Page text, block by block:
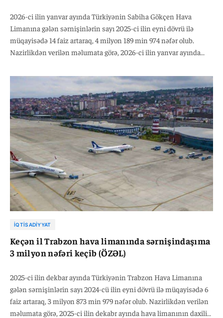
2026-ci ilin yanvar ayında Türkiyənin Sabiha Gökçen Hava
Limanına gələn sərnişinlərin sayı 2025-ci ilin eyni dövrü ilə
müqayisədə 14 faiz artaraq, 4 milyon 189 min 974 nəfər olub.
Nazirlikdən verilən məlumata görə, 2026-ci ilin yanvar ayında
analoji dövrü ilə müqayisədə 11 faiz artaraq, 1 milyon 752 min 332
nəfər, beynəlxalq reyslər üzrə isə 17 faiz artaraq 2 milyon 437 min
642 nəfər təşkil edib.
İQTISADIYYAT
Keçən il Trabzon hava limanında sərnişindaşıma
3 milyon nəfəri keçib (ÖZƏL)
2025-ci ilin dekbar ayında Türkiyənin Trabzon Hava Limanına
gələn sərnişinlərin sayı 2024-cü ilin eyni dövrü ilə müqayisədə 6
faiz artaraq, 3 milyon 873 min 979 nəfər olub. Nazirlikdən verilən
məlumata görə, 2025-ci ilin dekabr ayında hava limanının daxili